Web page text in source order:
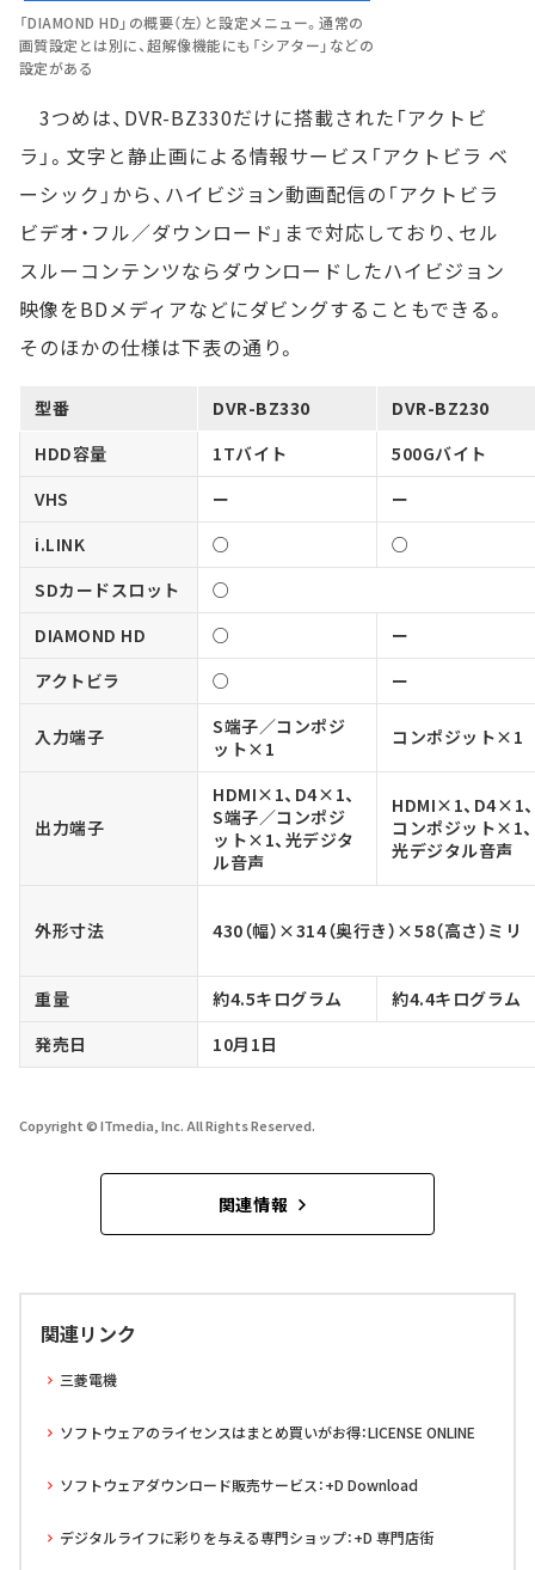
「DIAMOND HD」の概要（左）と設定メニュー。通常の
画質設定とは別に、超解像機能にも「シアター」などの
設定がある
3つめは、DVR-BZ330だけに搭載された「アクトビ
ラ」。文字と静止画による情報サービス「アクトビラ ベ
ーシック」から、ハイビジョン動画配信の「アクトビラ
ビデオ・フル／ダウンロード」まで対応しており、セル
スルーコンテンツならダウンロードしたハイビジョン
映像をBDメディアなどにダビングすることもできる。
そのほかの仕様は下表の通り。
型番 DVR-BZ330
DVR-BZ230
HDD容量
1Tバイト
500Gバイト
VHS
ー
ー
i.LINK
○
○
SDカードスロット
○
DIAMOND HD
○
ー
アクトビラ
○ ー
入力端子
S端子／コンポジ
ット×1
コンポジット×1
出力端子
HDMI×1、D4×1、
S端子／コンポジ
ット×1、光デジタ
ル音声
HDMI×1、D4×1、
コンポジット×1、
光デジタル音声
外形寸法 430（幅）×314（奥行き）×58（高さ）ミリ
重量 約4.5キログラム
約4.4キログラム
発売日
10月1日
Copyright © ITmedia, Inc. All Rights Reserved.
関連情報
関連リンク
三菱電機
ソフトウェアのライセンスはまとめ買いがお得：LICENSE ONLINE
ソフトウェアダウンロード販売サービス：+D Download
デジタルライフに彩りを与える専門ショップ：+D 専門店街